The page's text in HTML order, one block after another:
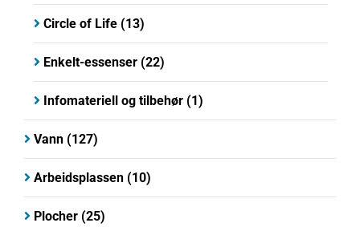
Circle of Life (13)
Enkelt-essenser (22)
Infomateriell og tilbehør (1)
Vann (127)
Arbeidsplassen (10)
Plocher (25)